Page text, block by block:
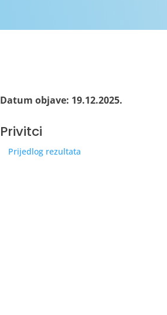
Datum objave: 19.12.2025.
Privitci
Prijedlog rezultata